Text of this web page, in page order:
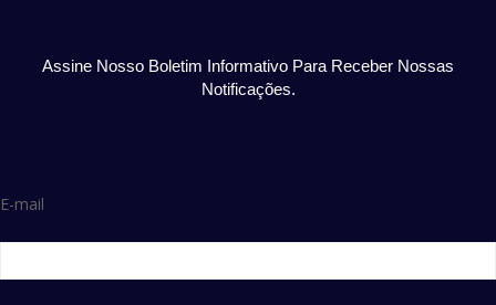
Assine Nosso Boletim Informativo Para Receber Nossas
Notificações.
E-mail